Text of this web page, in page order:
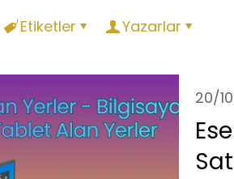
Etiketler Yazarlar
20/